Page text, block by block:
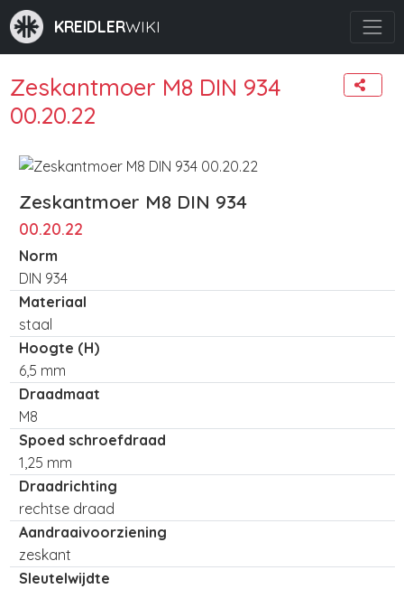
KREIDLERWIKI
Zeskantmoer M8 DIN 934
00.20.22
Zeskantmoer M8 DIN 934
00.20.22
Norm
DIN 934
Materiaal
staal
Hoogte (H)
6,5 mm
Draadmaat
M8
Spoed schroefdraad
1,25 mm
Draadrichting
rechtse draad
Aandraaivoorziening
zeskant
Sleutelwijdte